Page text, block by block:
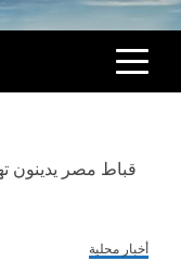
قباط مصر يدينون
أخبار محلية